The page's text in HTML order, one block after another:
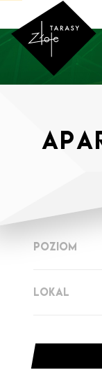
POZIOM
LOKAL